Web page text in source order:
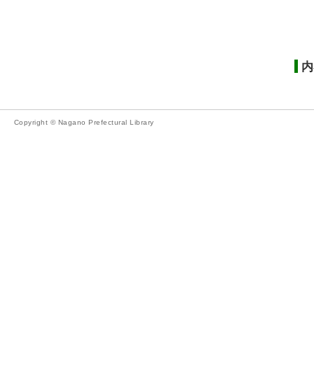
Copyright © Nagano Prefectural Library